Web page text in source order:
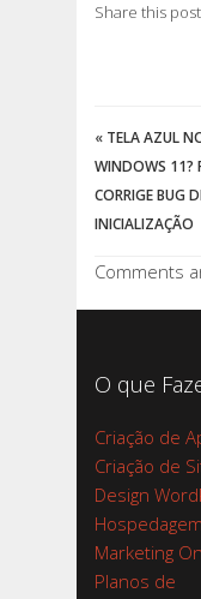
Share this
« TELA AZUL
WINDOWS 11?
CORRIGE BUG
INICIALIZAÇÃO
Comments
O que
Criação de
Criação de
Design
Hospedagem
Marketing
Planos de